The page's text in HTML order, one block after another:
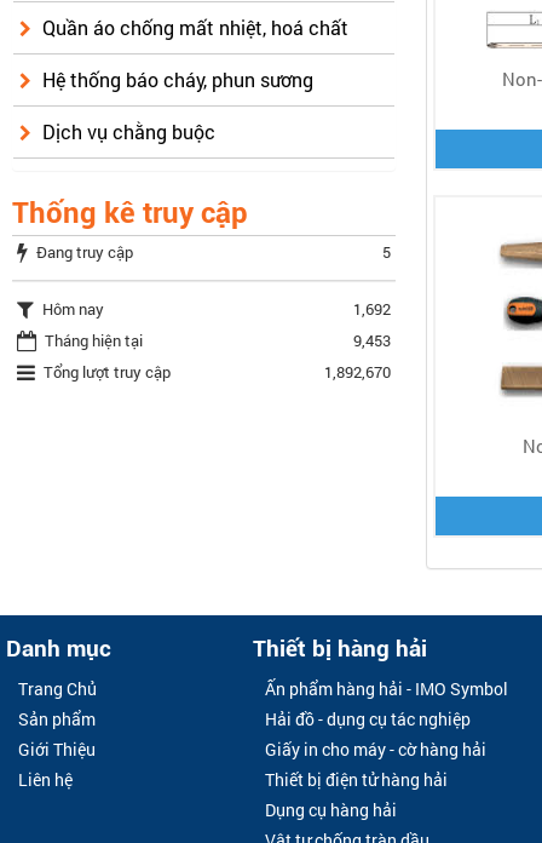
Quần áo chống mất nhiệt, hoá chất
Hệ thống báo cháy, phun sương
Dịch vụ chằng buộc
Thống kê truy cập
Đang truy cập 5
Hôm nay
1,692
Tháng hiện tại
9,453
Tổng lượt truy cập
1,892,670
Danh mục
Trang Chủ
Sản phẩm
Giới Thiệu
Liên hệ
Thiết bị hàng hải
Ấn phẩm hàng hải - IMO Symbol
Hải đồ - dụng cụ tác nghiệp
Giấy in cho máy - cờ hàng hải
Thiết bị điện tử hàng hải
Dụng cụ hàng hải